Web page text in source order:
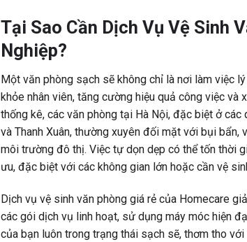
Tại Sao Cần Dịch Vụ Vệ Sinh
Nghiệp?
Một văn phòng sạch sẽ không chỉ là nơi làm việc
khỏe nhân viên, tăng cường hiệu quả công việc và
thống kê, các văn phòng tại Hà Nội, đặc biệt ở các
và Thanh Xuân, thường xuyên đối mặt với bụi
môi trường đô thị. Việc tự dọn dẹp có thể tốn thời
ưu, đặc biệt với các không gian lớn hoặc cần vệ
Dịch vụ vệ sinh văn phòng giá rẻ của Homecare
các gói dịch vụ linh hoạt, sử dụng máy móc hiện
của bạn luôn trong trạng thái sạch sẽ, thơm tho với